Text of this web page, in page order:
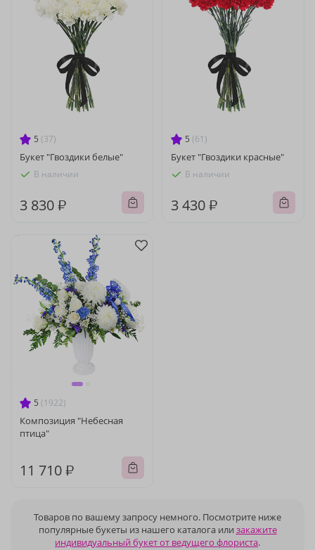
5 (37)
Букет "Гвоздики белые"
В наличии
3 830 ₽
5 (61)
Букет "Гвоздики красные"
В наличии
3 430 ₽
5 (1922)
Композиция "Небесная
птица"
11 710 ₽
Товаров по вашему запросу немного. Посмотрите ниже
популярные букеты из нашего каталога или закажите
индивидуальный букет от ведущего флориста.